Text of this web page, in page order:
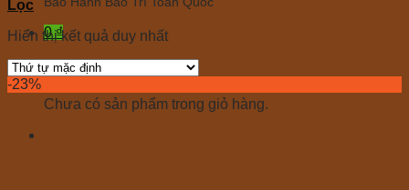
0₫
Giỏ hàng
Chưa có sản phẩm trong giỏ hàng.
Lọc
Hiển thị kết quả duy nhất
-23%